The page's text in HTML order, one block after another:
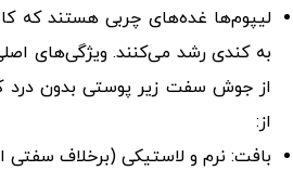
لیپوم‌ها غده‌های چربی هستند که
به کندی رشد می‌کنند. ویژگی‌های
از جوش سفت زیر پوستی بدون درد
از:
بافت: نرم و لاستیکی (برخلاف سفتی